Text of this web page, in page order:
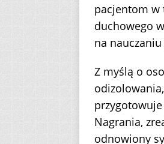
pacjentom w
duchowego
na
Z myślą o
Nagrania,
odnowiony